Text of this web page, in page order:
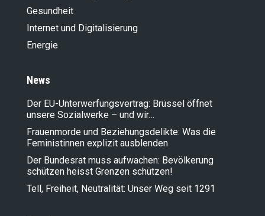
Gesundheit
Internet und Digitalisierung
Energie
News
Der EU-Unterwerfungsvertrag: Brüssel öffnet
unsere Sozialwerke – und wir…
Frauenmorde und Beziehungsdelikte: Was die
Feministinnen explizit ausblenden
Der Bundesrat muss aufwachen: Bevölkerung
schützen heisst Grenzen schützen!
Tell, Freiheit, Neutralität: Unser Weg seit 1291